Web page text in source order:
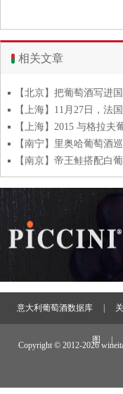
相关文章
【北京】把葡萄酒写进
【上海】2015 与格拉
【南宁】里奥哈葡萄酒
【南京】帝王鲑搭配白
意大利葡萄酒数据库
图
Copyright © 2012-2026